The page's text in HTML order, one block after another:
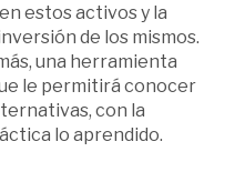
estos activos y la
de los mismos.
una herramienta
le permitirá conocer
con la
lo aprendido.